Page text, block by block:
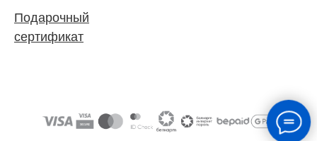
Подарочный
сертификат